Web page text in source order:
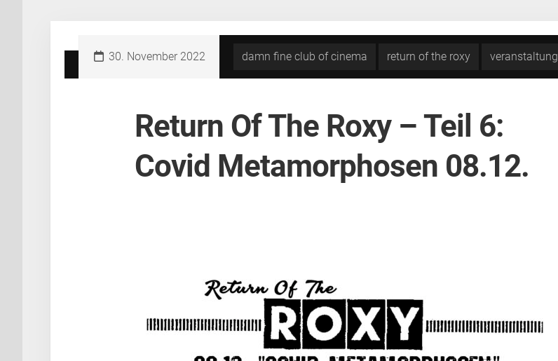
30. November 2022 damn fine club of cinema return of the roxy veranstaltung
Return Of The Roxy – Teil 6:
Covid Metamorphosen 08.12.